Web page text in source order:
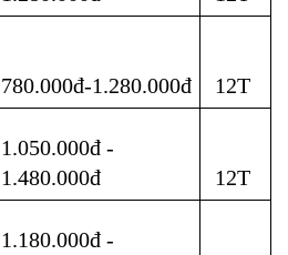
780.000đ-1.280.000đ 12T
1.050.000đ -
1.480.000đ
12T
1.180.000đ -